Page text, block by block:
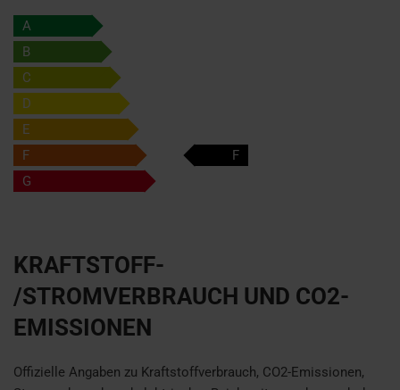
A
B
C
D
E
F
F
G
KRAFTSTOFF-
/STROMVERBRAUCH UND CO2-
EMISSIONEN
Offizielle Angaben zu Kraftstoffverbrauch, CO2-Emissionen,